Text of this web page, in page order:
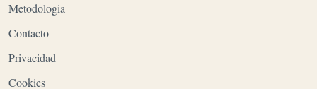
Metodologia
Contacto
Privacidad
Cookies